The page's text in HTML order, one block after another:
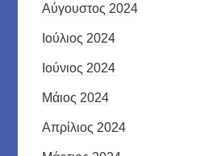
Αύγουστος 2024
Ιούλιος 2024
Ιούνιος 2024
Μάιος 2024
Απρίλιος 2024